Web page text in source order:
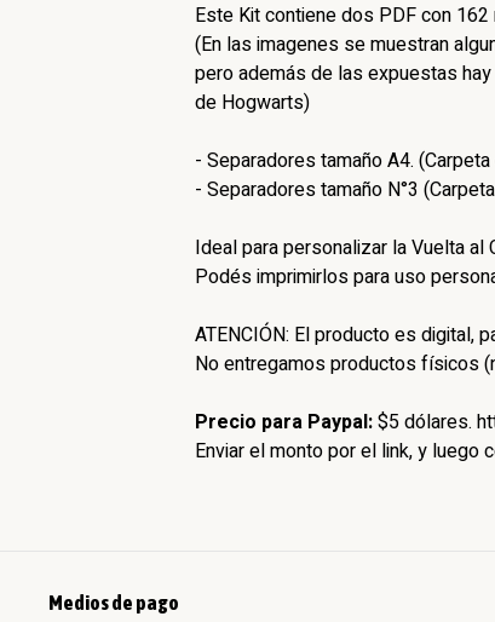
Este Kit contiene dos PDF con
(En las imagenes se muestran
pero además de las expuestas
de Hogwarts)
- Separadores tamaño A4.
- Separadores tamaño N°3
Ideal para personalizar la Vuelta al
Podés imprimirlos para uso
ATENCIÓN: El producto es digital,
No entregamos productos físicos
Precio para Paypal:$5 dólares.
Enviar el monto por el link, y luego
Medios de pago